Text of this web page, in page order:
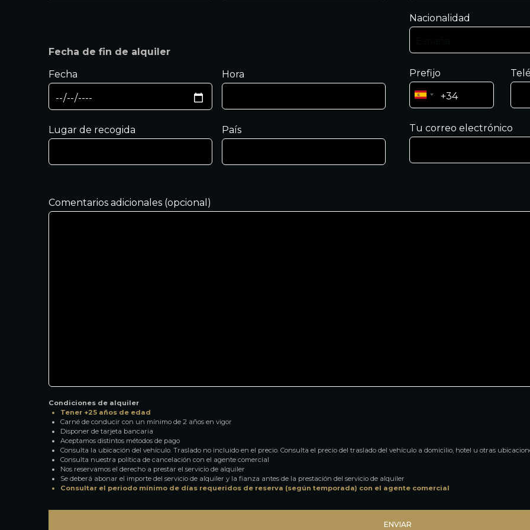
Fecha de fin de alquiler
Fecha
Hora
Lugar de recogida País
Nacionalidad
Prefijo
Tu correo electrónico
Comentarios adicionales (opcional)
Condiciones de alquiler
Tener +25 años de edad
Carné de conducir con un mínimo de 2 años en vigor
Disponer de tarjeta bancaria
Aceptamos distintos métodos de pago
Consulta la ubicación del vehículo. Traslado no incluido en el precio. Consulta el precio del traslado del vehículo a domicilio, hotel u otras
Consulta nuestra política de cancelación con el agente comercial
Nos reservamos el derecho a prestar el servicio de alquiler
Se deberá abonar el importe del servicio de alquiler y la fianza antes de la prestación del servicio de alquiler
Consultar el periodo mínimo de días requeridos de reserva (según temporada) con el agente comercial